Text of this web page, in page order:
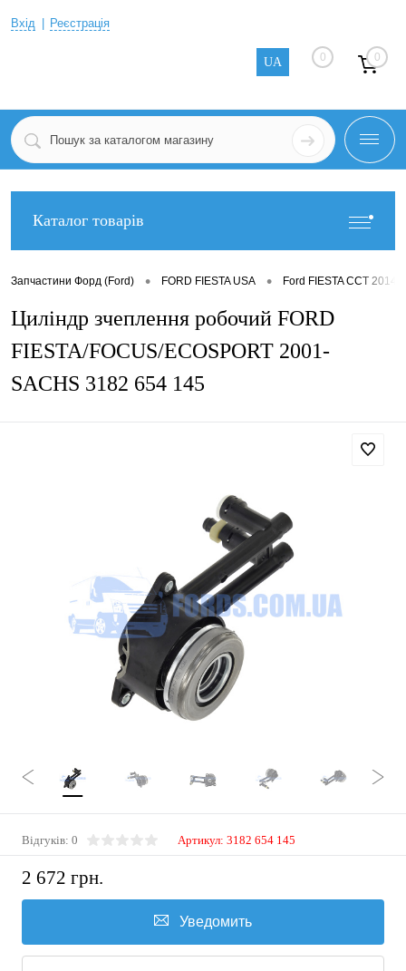
Вхід Реєстрація
UA 0 0
Каталог товарів
Запчастини Форд (Ford) • FORD FIESTA USA • Ford FIESTA CCT 2014-
Циліндр зчеплення робочий FORD
FIESTA/FOCUS/ECOSPORT 2001-
SACHS 3182 654 145
Відгуків: 0 Артикул: 3182 654 145
2 672 грн.
Уведомить